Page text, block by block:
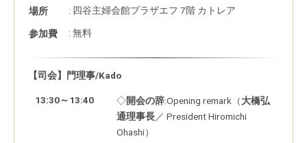
場所 : 四谷主婦会館プラザエフ 7階 カトレア
参加費 : 無料
【司会】門理事/Kado
13:30～13:40 ◇開会の辞:Opening remark（大橋弘
通理事長／ President Hiromichi
Ohashi）